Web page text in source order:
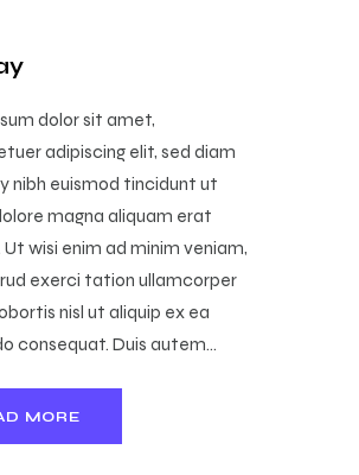
dolor sit amet,
adipiscing elit, sed diam
nibh euismod tincidunt ut
magna aliquam erat
wisi enim ad minim veniam,
exerci tation ullamcorper
nisl ut aliquip ex ea
consequat. Duis autem…
MORE